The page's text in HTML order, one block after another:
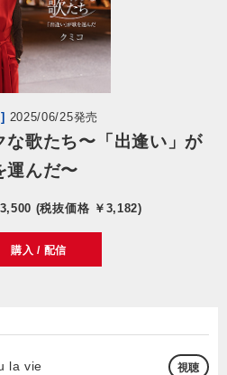
2025/06/25発売
な歌たち〜「出逢い」が
運んだ〜
3,500 (税抜価格 ￥3,182)
購入 / 配信
la vie 視聴